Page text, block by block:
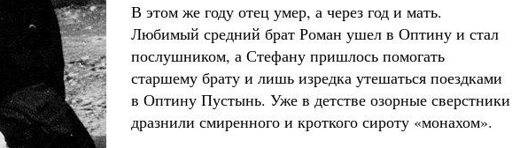
В этом же году отец умер, а через год и мать.
Любимый средний брат Роман ушел в Оптину и стал
послушником, а Стефану пришлось помогать
старшему брату и лишь изредка утешаться поездками
в Оптину Пустынь. Уже в детстве озорные сверстники
дразнили смиренного и кроткого сироту «монахом».